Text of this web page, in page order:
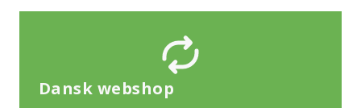
Dansk webshop